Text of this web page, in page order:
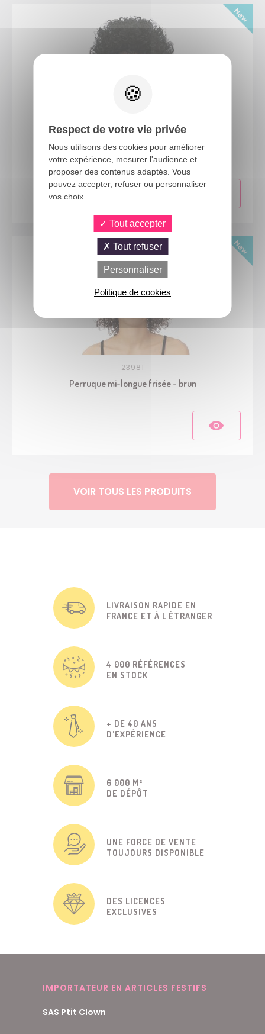
23980
Perruque mi-longue frisée - noir
23981
Perruque mi-longue frisée - brun
VOIR TOUS LES PRODUITS
LIVRAISON RAPIDE EN
FRANCE ET À L'ÉTRANGER
4 000 RÉFÉRENCES
EN STOCK
+ DE 40 ANS
D'EXPÉRIENCE
6 000 M²
DE DÉPÔT
UNE FORCE DE VENTE
TOUJOURS DISPONIBLE
DES LICENCES
EXCLUSIVES
IMPORTATEUR EN ARTICLES FESTIFS
SAS Ptit Clown
Respect de votre vie privée
Nous utilisons des cookies pour améliorer
votre expérience, mesurer l'audience et
proposer des contenus adaptés. Vous
pouvez accepter, refuser ou personnaliser
vos choix.
Tout accepter
Tout refuser
Personnaliser
Politique de cookies